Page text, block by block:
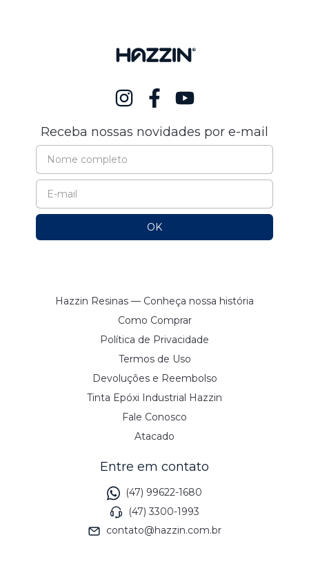
Receba nossas novidades por e-mail
Hazzin Resinas — Conheça nossa história
Como Comprar
Política de Privacidade
Termos de Uso
Devoluções e Reembolso
Tinta Epóxi Industrial Hazzin
Fale Conosco
Atacado
Entre em contato
(47) 99622-1680
(47) 3300-1993
contato@hazzin.com.br